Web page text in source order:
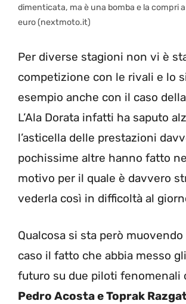
dimenticata, ma è una bomba e la compri
euro (nextmoto.it)
Per diverse stagioni non vi è
competizione con le rivali e lo
esempio anche con il caso della
L’Ala Dorata infatti ha saputo
l’asticella delle prestazioni
pochissime altre hanno fatto
motivo per il quale è davvero
vederla così in difficoltà al
Qualcosa si sta però
caso il fatto che abbia messo
futuro su due piloti fenomenali
Pedro Acosta e Toprak